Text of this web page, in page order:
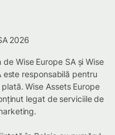
2026
Wise Europe SA și Wise
este responsabilă pentru
Wise Assets Europe
legat de serviciile de